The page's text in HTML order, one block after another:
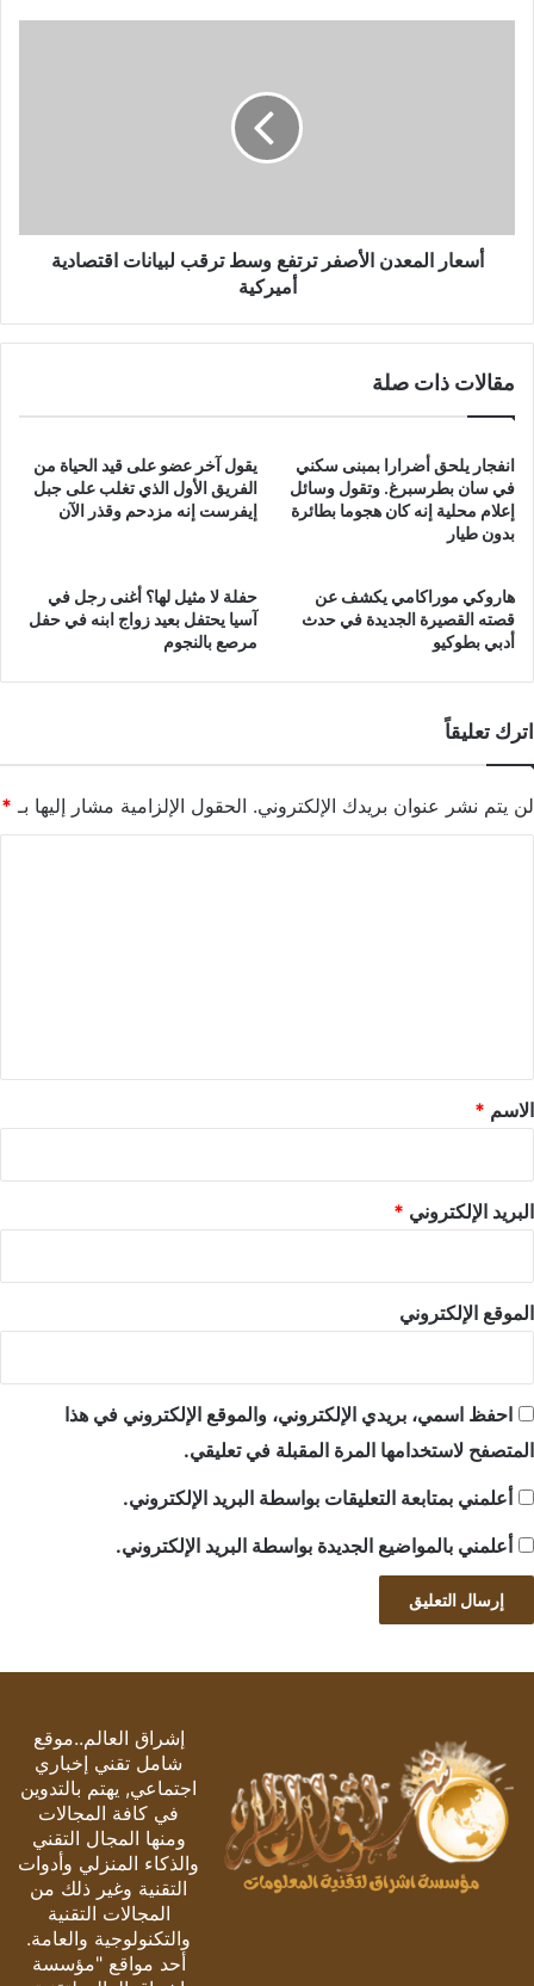
أميركية
أسعار المعدن الأصفر ترتفع وسط ترقب لبيانات اقتصادية
أميركية
مقالات ذات صلة
انفجار يلحق أضرارا بمبنى سكني
في سان بطرسبرغ. وتقول وسائل
إعلام محلية إنه كان هجوما بطائرة
بدون طيار
يقول آخر عضو على قيد الحياة من
الفريق الأول الذي تغلب على جبل
إيفرست إنه مزدحم وقذر الآن
هاروكي موراكامي يكشف عن
قصته القصيرة الجديدة في حدث
أدبي بطوكيو
حفلة لا مثيل لها؟ أغنى رجل في
آسيا يحتفل بعيد زواج ابنه في حفل
مرصع بالنجوم
اترك تعليقاً
لن يتم نشر عنوان بريدك الإلكتروني. الحقول الإلزامية مشار إليها بـ *
*
الاسم *
البريد الإلكتروني *
الموقع الإلكتروني
احفظ اسمي، بريدي الإلكتروني، والموقع الإلكتروني في هذا
المتصفح لاستخدامها المرة المقبلة في تعليقي.
أعلمني بمتابعة التعليقات بواسطة البريد الإلكتروني.
أعلمني بالمواضيع الجديدة بواسطة البريد الإلكتروني.
إشراق العالم..موقع
شامل تقني إخباري
اجتماعي, يهتم بالتدوين
في كافة المجالات
ومنها المجال التقني
والذكاء المنزلي وأدوات
التقنية وغير ذلك من
المجالات التقنية
والتكنولوجية والعامة.
أحد مواقع "مؤسسة